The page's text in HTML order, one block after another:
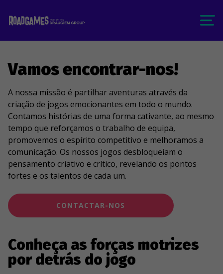
Vamos encontrar-nos!
A nossa missão é partilhar aventuras através da
criação de jogos emocionantes em todo o mundo.
Contamos histórias de uma forma cativante, ao mesmo
tempo que reforçamos o trabalho de equipa,
promovemos o espírito competitivo e melhoramos a
comunicação. Os nossos jogos desbloqueiam o
pensamento criativo e crítico, revelando os pontos
fortes e os talentos de cada um.
CONTACTAR-NOS
Conheça as forças motrizes
por detrás do jogo